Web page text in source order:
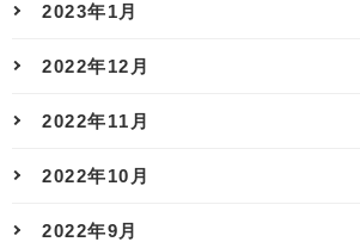
2023年1月
2022年12月
2022年11月
2022年10月
2022年9月